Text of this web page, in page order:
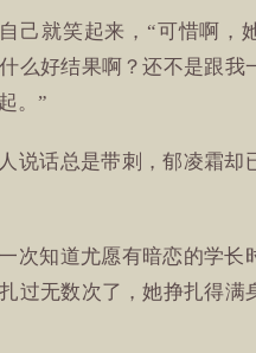
己就笑起来，“可惜啊，
么好结果啊？还不是跟我
。”
说话总是带刺，郁凌霜却
次知道尤愿有暗恋的学长
过无数次了，她挣扎得满